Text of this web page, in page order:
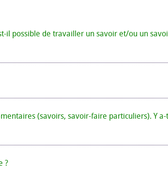
il possible de travailler un savoir et/ou un
(savoirs, savoir-faire particuliers). Y
?